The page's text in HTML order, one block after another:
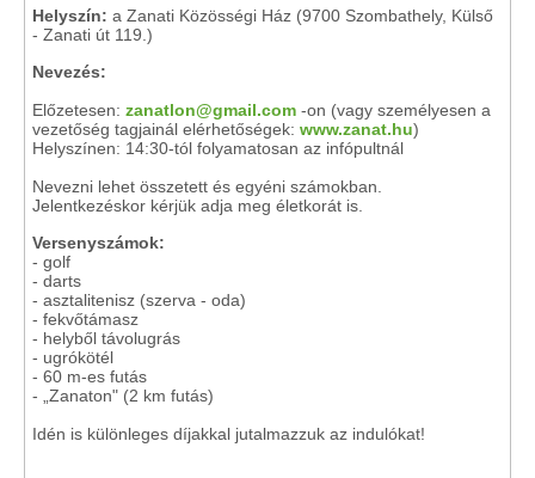
Helyszín: a Zanati Közösségi Ház (9700 Szombathely, Külső
- Zanati út 119.)
Nevezés:
Előzetesen: zanatlon@gmail.com -on (vagy személyesen a
vezetőség tagjainál elérhetőségek: www.zanat.hu)
Helyszínen: 14:30-tól folyamatosan az infópultnál
Nevezni lehet összetett és egyéni számokban.
Jelentkezéskor kérjük adja meg életkorát is.
Versenyszámok:
- golf
- darts
- asztalitenisz (szerva - oda)
- fekvőtámasz
- helyből távolugrás
- ugrókötél
- 60 m-es futás
- „Zanaton" (2 km futás)
Idén is különleges díjakkal jutalmazzuk az indulókat!